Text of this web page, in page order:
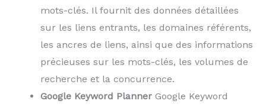
mots-clés. Il fournit des données détaillées
sur les liens entrants, les domaines référents,
les ancres de liens, ainsi que des informations
précieuses sur les mots-clés, les volumes de
recherche et la concurrence.
Google Keyword Planner Google Keyword